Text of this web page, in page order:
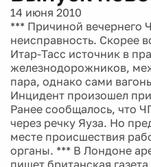
14 июня 2010
*** Причиной вечернего
неисправность. Скорее
Итар-Тасс источник в
железнодорожников,
пара, однако сами
Инцидент произошел
Ранее сообщалось, что
через речку Яуза. Но
месте происшествия
органы. *** В Лондоне